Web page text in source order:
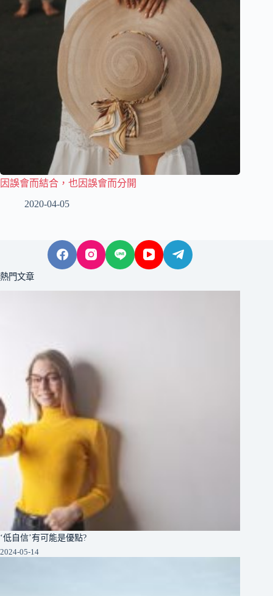
因誤會而結合，也因誤會而分開
2020-04-05
熱門文章
‘低自信’有可能是優點?
2024-05-14